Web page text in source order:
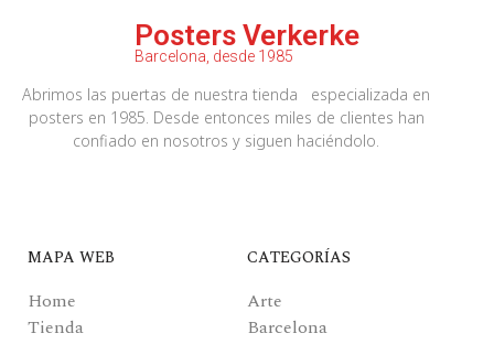
Posters Verkerke
Barcelona, desde 1985
Abrimos las puertas de nuestra tienda especializada en
posters en 1985. Desde entonces miles de clientes han
confiado en nosotros y siguen haciéndolo.
MAPA WEB
Home
Tienda
CATEGORÍAS
Arte
Barcelona